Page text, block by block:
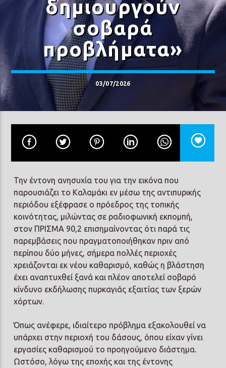
Prisma Radio 90,2
δημιουργούν
σοβαρά
προβλήματα»
03/07/2026
Την έντονη ανησυχία του για την εικόνα που
παρουσιάζει το Καλαμάκι εν μέσω της αντιπυρικής
περιόδου εξέφρασε ο πρόεδρος της τοπικής
κοινότητας, μιλώντας σε ραδιοφωνική εκπομπή,
στον ΠΡΙΣΜΑ 90,2 επισημαίνοντας ότι παρά τις
παρεμβάσεις που πραγματοποιήθηκαν πριν από
περίπου δύο μήνες, σήμερα πολλές περιοχές
χρειάζονται εκ νέου καθαρισμό, καθώς η βλάστηση
έχει αναπτυχθεί ξανά και πλέον αποτελεί σοβαρό
κίνδυνο εκδήλωσης πυρκαγιάς εξαιτίας των ξερών
χόρτων.
Όπως ανέφερε, ιδιαίτερο πρόβλημα εξακολουθεί να
υπάρχει στην περιοχή του δάσους, όπου είχαν γίνει
εργασίες καθαρισμού το προηγούμενο διάστημα.
Ωστόσο, λόγω της εποχής και της έντονης